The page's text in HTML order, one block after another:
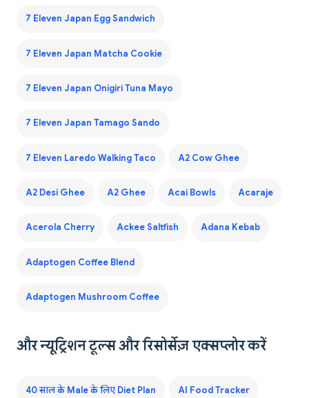
7 Eleven Japan Egg Sandwich
7 Eleven Japan Matcha Cookie
7 Eleven Japan Onigiri Tuna Mayo
7 Eleven Japan Tamago Sando
7 Eleven Laredo Walking Taco A2 Cow Ghee
A2 Desi Ghee A2 Ghee Acai Bowls Acaraje
Acerola Cherry Ackee Saltfish Adana Kebab
Adaptogen Coffee Blend
Adaptogen Mushroom Coffee
और न्यूट्रिशन टूल्स और रिसोर्सेज़ एक्सप्लोर करें
40 साल के Male के लिए Diet Plan AI Food Tracker